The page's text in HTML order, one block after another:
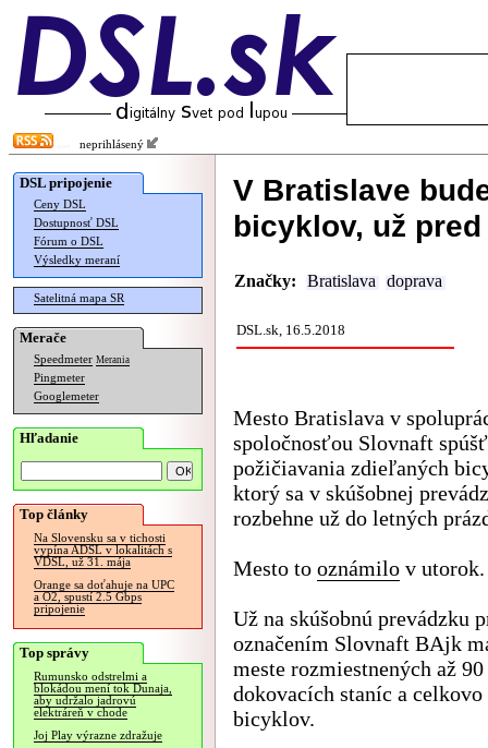
neprihlásený
DSL pripojenie
Ceny DSL
Dostupnosť DSL
Fórum o DSL
Výsledky meraní
Satelitná mapa SR
Merače
Speedmeter Merania
Pingmeter
Googlemeter
Hľadanie
Top články
Na Slovensku sa v tichosti
vypína ADSL v lokalitách s
VDSL, už 31. mája
Orange sa doťahuje na UPC
a O2, spustí 2.5 Gbps
pripojenie
Top správy
Rumunsko odstrelmi a
blokádou mení tok Dunaja,
aby udržalo jadrovú
elektráreň v chode
Joj Play výrazne zdražuje
V Bratislave
bicyklov, už
Značky: Bratislava doprava
DSL.sk, 16.5.2018
Mesto Bratislava v
spoločnosťou Slovnaft
požičiavania zdieľaných
ktorý sa v skúšobnej
rozbehne už do letných
Mesto to oznámilo v utorok.
Už na skúšobnú prevádzku
označením Slovnaft BAjk
meste rozmiestnených až 90
dokovacích staníc a celkovo
bicyklov.